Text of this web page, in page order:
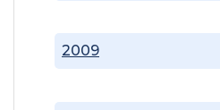
2009